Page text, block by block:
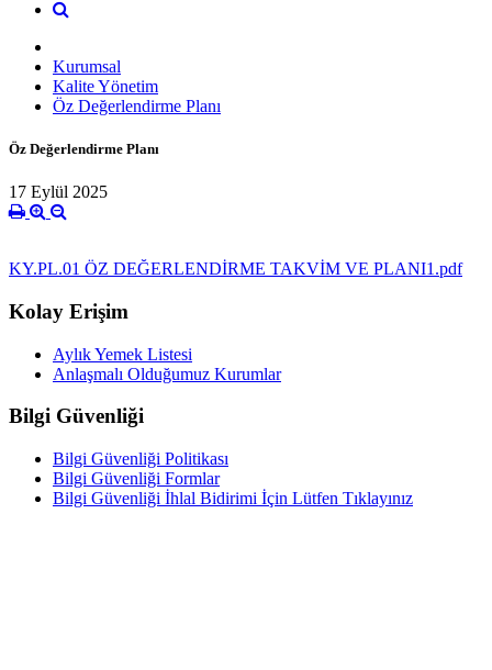
Kurumsal
Kalite Yönetim
Öz Değerlendirme Planı
Öz Değerlendirme Planı
17 Eylül 2025
KY.PL.01 ÖZ DEĞERLENDİRME TAKVİM VE PLANI1.pdf
Kolay Erişim
Aylık Yemek Listesi
Anlaşmalı Olduğumuz Kurumlar
Bilgi Güvenliği
Bilgi Güvenliği Politikası
Bilgi Güvenliği Formlar
Bilgi Güvenliği İhlal Bidirimi İçin Lütfen Tıklayınız